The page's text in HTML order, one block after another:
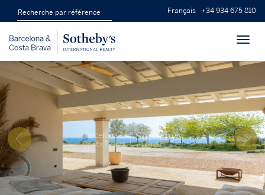
Français +34 934 675 810